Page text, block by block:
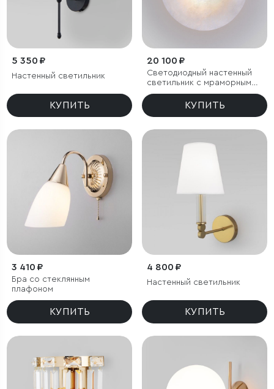
5 350 ₽
Настенный светильник
КУПИТЬ
20 100 ₽
Светодиодный настенный
светильник с мраморным
рассеивателем
КУПИТЬ
3 410 ₽
Бра со стеклянным
плафоном
КУПИТЬ
4 800 ₽
Настенный светильник
КУПИТЬ